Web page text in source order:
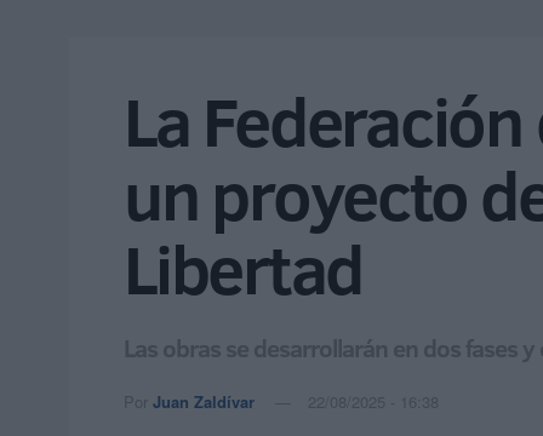
La
un proyecto
Libertad
Las obras se desarrollarán en dos fases
Por Juan Zaldívar 22/08/2025 - 16:38